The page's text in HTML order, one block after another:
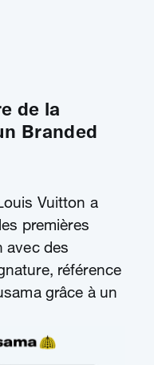
de la
Branded
Vuitton a
premières
avec des
référence
grâce à un